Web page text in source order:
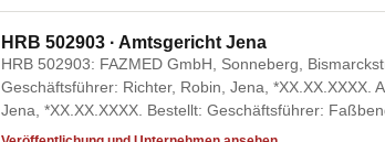
HRB 502903 · Amtsgericht Jena
HRB 502903: FAZMED GmbH, Sonneberg,
Geschäftsführer: Richter, Robin, Jena, *XX.XX.XXXX.
Jena, *XX.XX.XXXX. Bestellt: Geschäftsführer: